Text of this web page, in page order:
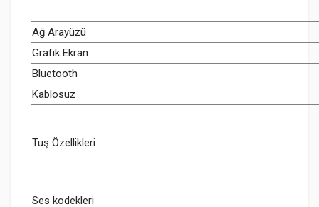
Ağ Arayüzü
Grafik Ekran
Bluetooth
Kablosuz
Tuş Özellikleri
Ses kodekleri